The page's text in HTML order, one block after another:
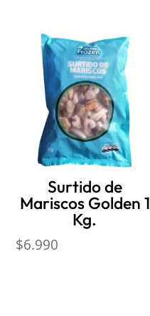
Surtido de
Mariscos Golden 1
Kg.
$6.990